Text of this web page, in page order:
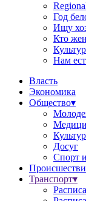
Год
Ищу
Кто
Нам
Власть
Экономика
Общество▾
Досуг
Спорт
Транспорт▾